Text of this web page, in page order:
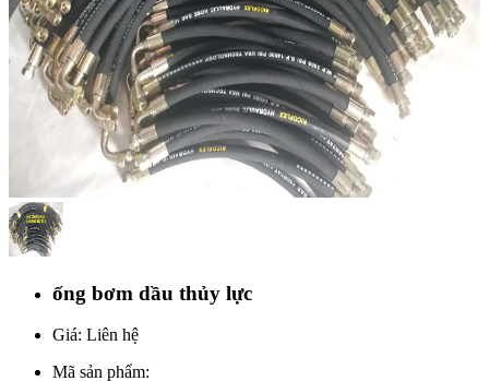
ống bơm dầu thủy lực
Giá: Liên hệ
Mã sản phẩm: